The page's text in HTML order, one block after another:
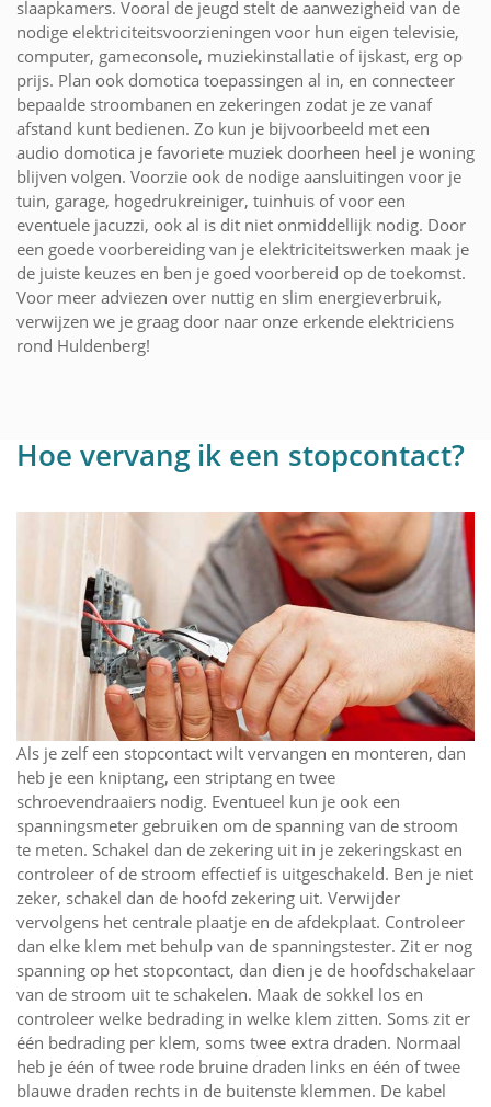
slaapkamers. Vooral de jeugd stelt de aanwezigheid van de
nodige elektriciteitsvoorzieningen voor hun eigen televisie,
computer, gameconsole, muziekinstallatie of ijskast, erg op
prijs. Plan ook domotica toepassingen al in, en connecteer
bepaalde stroombanen en zekeringen zodat je ze vanaf
afstand kunt bedienen. Zo kun je bijvoorbeeld met een
audio domotica je favoriete muziek doorheen heel je woning
blijven volgen. Voorzie ook de nodige aansluitingen voor je
tuin, garage, hogedrukreiniger, tuinhuis of voor een
eventuele jacuzzi, ook al is dit niet onmiddellijk nodig. Door
een goede voorbereiding van je elektriciteitswerken maak je
de juiste keuzes en ben je goed voorbereid op de toekomst.
Voor meer adviezen over nuttig en slim energieverbruik,
verwijzen we je graag door naar onze erkende elektriciens
rond Huldenberg!
Hoe vervang ik een stopcontact?
Als je zelf een stopcontact wilt vervangen en monteren, dan
heb je een kniptang, een striptang en twee
schroevendraaiers nodig. Eventueel kun je ook een
spanningsmeter gebruiken om de spanning van de stroom
te meten. Schakel dan de zekering uit in je zekeringskast en
controleer of de stroom effectief is uitgeschakeld. Ben je niet
zeker, schakel dan de hoofd zekering uit. Verwijder
vervolgens het centrale plaatje en de afdekplaat. Controleer
dan elke klem met behulp van de spanningstester. Zit er nog
spanning op het stopcontact, dan dien je de hoofdschakelaar
van de stroom uit te schakelen. Maak de sokkel los en
controleer welke bedrading in welke klem zitten. Soms zit er
één bedrading per klem, soms twee extra draden. Normaal
heb je één of twee rode bruine draden links en één of twee
blauwe draden rechts in de buitenste klemmen. De kabel